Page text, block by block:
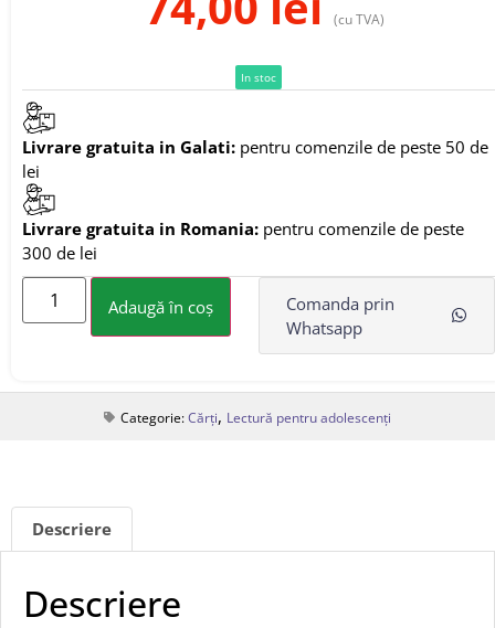
(cu TVA)
In stoc
Livrare gratuita in Galati: pentru comenzile de peste 50 de
lei
Livrare gratuita in Romania: pentru comenzile de peste
300 de lei
Adaugă în coș
Comanda prin
Whatsapp
Categorie:Cărți, Lectură pentru adolescenți
Descriere
Descriere